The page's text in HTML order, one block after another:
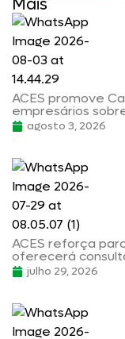
Mais
ACES promove
empresários
agosto 3, 2026
ACES reforça
oferecerá
julho 29, 2026